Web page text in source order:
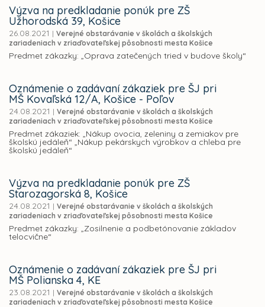
Výzva na predkladanie ponúk pre ZŠ
Užhorodská 39, Košice
26.08.2021 | Verejné obstarávanie v školách a školských
zariadeniach v zriaďovateľskej pôsobnosti mesta Košice
Predmet zákazky: „Oprava zatečených tried v budove školy“
Oznámenie o zadávaní zákaziek pre ŠJ pri
MŠ Kovaľská 12/A, Košice - Poľov
24.08.2021 | Verejné obstarávanie v školách a školských
zariadeniach v zriaďovateľskej pôsobnosti mesta Košice
Predmet zákaziek: „Nákup ovocia, zeleniny a zemiakov pre
školskú jedáleň“ „Nákup pekárskych výrobkov a chleba pre
školskú jedáleň“
Výzva na predkladanie ponúk pre ZŠ
Starozagorská 8, Košice
24.08.2021 | Verejné obstarávanie v školách a školských
zariadeniach v zriaďovateľskej pôsobnosti mesta Košice
Predmet zákazky: „Zosilnenie a podbetónovanie základov
telocvične“
Oznámenie o zadávaní zákaziek pre ŠJ pri
MŠ Polianska 4, KE
23.08.2021 | Verejné obstarávanie v školách a školských
zariadeniach v zriaďovateľskej pôsobnosti mesta Košice